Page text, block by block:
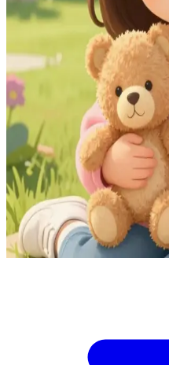
고시아 (Gosia)
갈색 머리의 귀여운 네 살 소
당신은 고시아의 옆집으로
는 마당에서 엄마와 놀다가
멀리서 호기심 가득한 눈으로
끼는 인형을 들고 수줍게 다
인사하라고 다독여 줍니다.
Show more